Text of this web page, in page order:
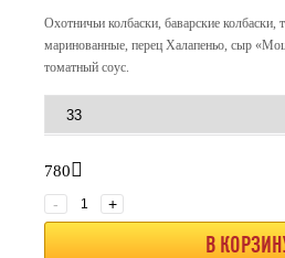
Охотничьи колбаски, баварские колбаски,
маринованные, перец Халапеньо, сыр
томатный соус.
780
-
+
В